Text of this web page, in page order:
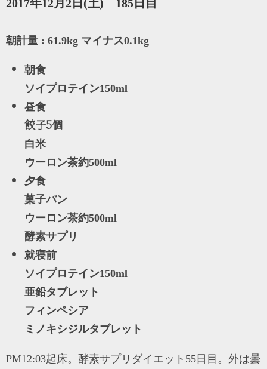
2017年12月2日(土) 185日目
朝計量 : 61.9kg マイナス0.1kg
朝食
ソイプロテイン150ml
昼食
餃子5個
白米
ウーロン茶約500ml
夕食
菓子パン
ウーロン茶約500ml
酵素サプリ
就寝前
ソイプロテイン150ml
亜鉛タブレット
フィンペシア
ミノキシジルタブレット
PM12:03起床。酵素サプリダイエット55日目。外は曇